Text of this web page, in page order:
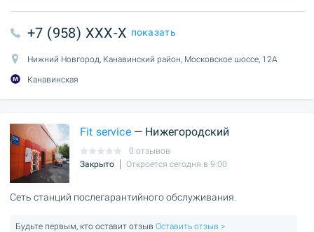
+7 (958) XXX-X показать
Нижний Новгород, Канавинский район, Московское шоссе, 12А
Канавинская
Fit service— Нижегородский
0 отзывов
Закрыто
Откроется сегодня в 9:00
Сеть станций послегарантийного обслуживания.
Будьте первым, кто оставит отзыв Оставить отзыв >